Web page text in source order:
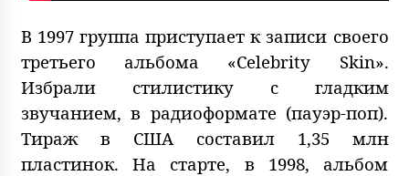
В 1997 группа приступает к записи своего
третьего альбома «Celebrity Skin».
Избрали стилистику с гладким
звучанием, в радиоформате (пауэр-поп).
Тираж в США составил 1,35 млн
пластинок. На старте, в 1998, альбом